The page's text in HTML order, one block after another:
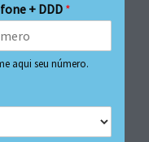
+ DDD*
aqui seu número.